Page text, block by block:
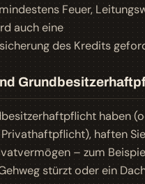
Feuer,
auch eine
des Kredits
haben
haften
– zum
stürzt oder ein